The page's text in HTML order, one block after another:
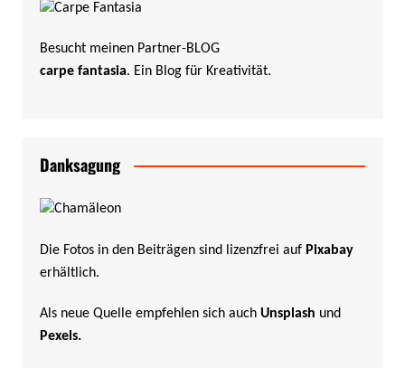
Besucht meinen Partner-BLOG
carpe fantasia. Ein Blog für Kreativität.
Danksagung
Die Fotos in den Beiträgen sind lizenzfrei auf Pixabay
erhältlich.
Als neue Quelle empfehlen sich auch Unsplash und
Pexels.